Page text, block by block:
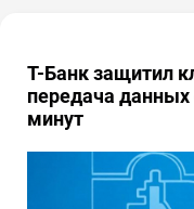
Т-Банк защитил
передача данных
минут